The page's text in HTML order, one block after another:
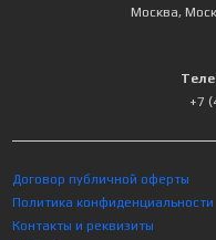
Москва,
+7
Договор публичной оферты
Политика конфиденциальности
Контакты и реквизиты